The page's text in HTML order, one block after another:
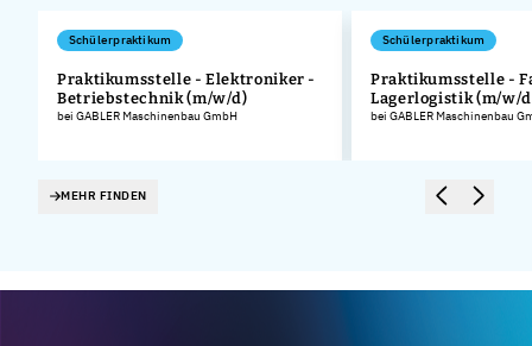
Schülerpraktikum
Praktikumsstelle - Elektroniker -
Betriebstechnik (m/w/d)
bei GABLER Maschinenbau GmbH
Schülerpraktikum
Praktikumsstelle -
Lagerlogistik (m/w/
bei GABLER Maschinenbau
MEHR FINDEN